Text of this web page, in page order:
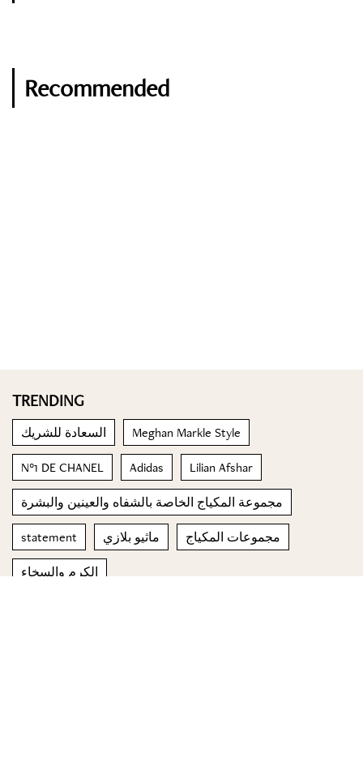
Recommended
TRENDING
السعادة للشريك Meghan Markle Style
N°1 DE CHANEL Adidas Lilian Afshar
مجموعة المكياج الخاصة بالشفاه والعينين والبشرة
statement ماثيو بلازي مجموعات المكياج
الكرم والسخاء